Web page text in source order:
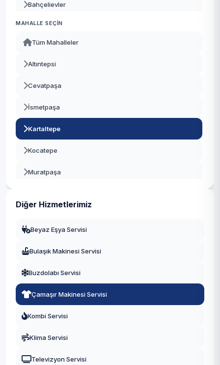
Bahçelievler
Bakırköy
Başakşehir
Bayrampaşa
Beşiktaş
Beykoz
Beylikdüzü
Beyoğlu
Büyükçekmece
Eyüpsultan
Fatih
MAHALLE SEÇIN
Tüm Mahalleler
Altıntepsi
Cevatpaşa
İsmetpaşa
Kartaltepe
Kocatepe
Muratpaşa
Diğer Hizmetlerimiz
Beyaz Eşya Servisi
Bulaşık Makinesi Servisi
Buzdolabı Servisi
Çamaşır Makinesi Servisi
Kombi Servisi
Klima Servisi
Televizyon Servisi